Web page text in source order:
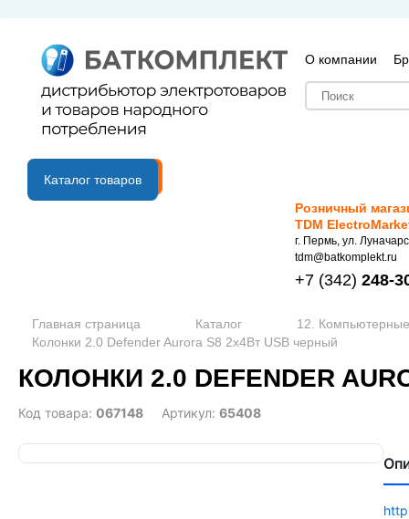
О компании
B2B портал
Каталог товаров
Розничный
TDM
г. Пермь, ул.
tdm@batkomplekt.ru
+7 (342) 248-
Главная страница Каталог
12.
Колонки 2.0 Defender Aurora S8 2x4Вт USB черный
КОЛОНКИ 2.0 DEFENDER
Код товара: 067148 Артикул: 65408